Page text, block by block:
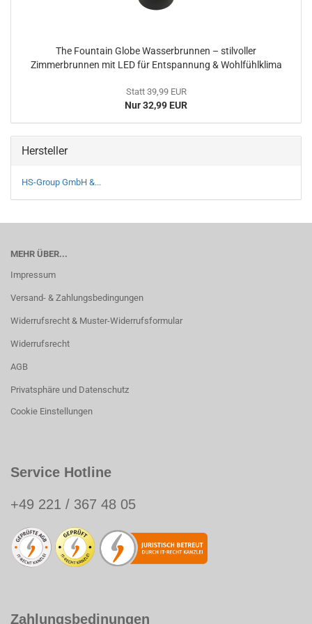
The Fountain Globe Wasserbrunnen – stilvoller
Zimmerbrunnen mit LED für Entspannung & Wohlfühlklima
Statt 39,99 EUR
Nur 32,99 EUR
Hersteller
HS-Group GmbH &...
MEHR ÜBER...
Impressum
Versand- & Zahlungsbedingungen
Widerrufsrecht & Muster-Widerrufsformular
Widerrufsrecht
AGB
Privatsphäre und Datenschutz
Cookie Einstellungen
Service Hotline
+49 221 / 367 48 05
Zahlungsbedinungen